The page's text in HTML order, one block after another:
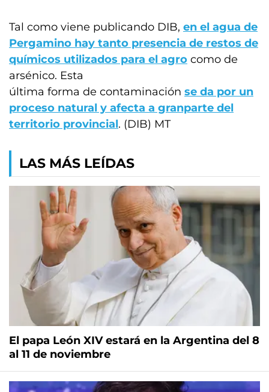
Tal como viene publicando DIB, en el agua de
Pergamino hay tanto presencia de restos de
químicos utilizados para el agro como de
arsénico. Esta
última forma de contaminación se da por un
proceso natural y afecta a granparte del
territorio provincial. (DIB) MT
LAS MÁS LEÍDAS
El papa León XIV estará en la Argentina del 8
al 11 de noviembre